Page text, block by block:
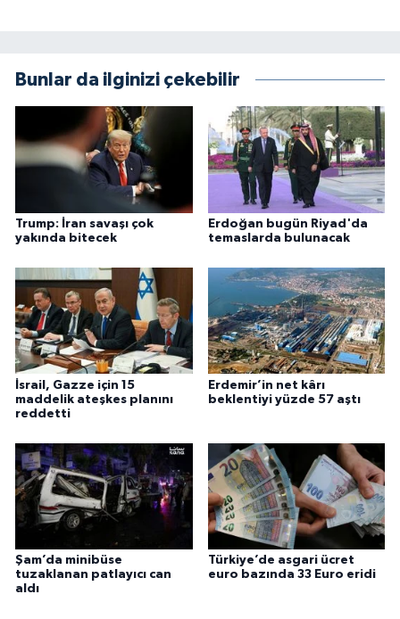
Bunlar da ilginizi çekebilir
Trump: İran savaşı çok
yakında bitecek
Erdoğan bugün Riyad'da
temaslarda bulunacak
İsrail, Gazze için 15
maddelik ateşkes planını
reddetti
Erdemir’in net kârı
beklentiyi yüzde 57 aştı
Şam’da minibüse
tuzaklanan patlayıcı can
aldı
Türkiye’de asgari ücret
euro bazında 33 Euro eridi